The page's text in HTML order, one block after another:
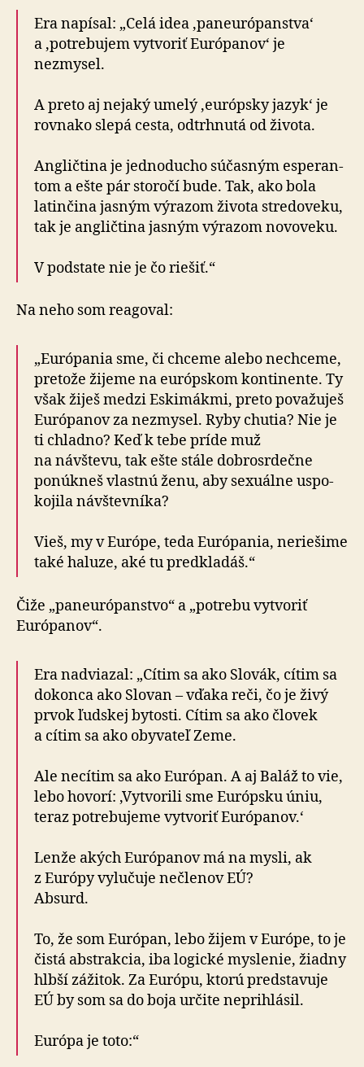
Era napísal: „Celá idea ‚paneurópanstva‘
a ‚potrebujem vytvoriť Európanov‘ je
nezmysel.
A preto aj nejaký umelý ‚európsky jazyk‘ je
rovnako slepá cesta, odtrh­nutá od ži­vota.
Angličtina je jedno­ducho súčasným espe­ran­
tom a ešte pár sto­ročí bude. Tak, ako bola
latinčina jasným výrazom života stredo­veku,
tak je angličtina jasným výrazom novo­veku.
V podstate nie je čo riešiť.“
Na neho som reagoval:
„Európania sme, či chceme alebo nechceme,
pre­tože žijeme na európskom kon­ti­nente. Ty
však žiješ medzi Eski­mákmi, preto po­va­žuješ
Euró­panov za nezmysel. Ryby chutia? Nie je
ti chladno? Keď k tebe príde muž
na návštevu, tak ešte stále dobro­srdečne
ponúkneš vlastnú ženu, aby sexuálne uspo­
ko­jila návštevníka?
Vieš, my v Európe, teda Euró­pania, neriešime
také haluze, aké tu pred­kla­dáš.“
Čiže „paneurópanstvo“ a „potrebu vytvoriť
Európanov“.
Era nadviazal: „Cítim sa ako Slovák, cítim sa
do­konca ako Slovan – vďaka reči, čo je živý
prvok ľudskej bytosti. Cítim sa ako človek
a cítim sa ako oby­va­teľ Zeme.
Ale necítim sa ako Európan. A aj Baláž to vie,
lebo hovorí: ‚Vytvo­rili sme Európsku úniu,
teraz po­tre­bu­jeme vytvoriť Euró­panov.‘
Lenže akých Euró­panov má na mysli, ak
z Európy vy­lu­čuje ne­čle­nov EÚ?
Absurd.
To, že som Euró­pan, lebo žijem v Európe, to je
čistá abstrakcia, iba logické myslenie, žiadny
hlbší zážitok. Za Európu, ktorú predsta­vuje
EÚ by som sa do boja určite ne­pri­hlásil.
Európa je toto:“